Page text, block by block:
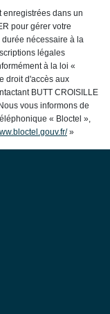
enregistrées dans un
pour gérer votre
nécessaire à la
légales
à la loi «
droit d'accès aux
BUTT CROISILLE
vous informons de
« Bloctel »,
»